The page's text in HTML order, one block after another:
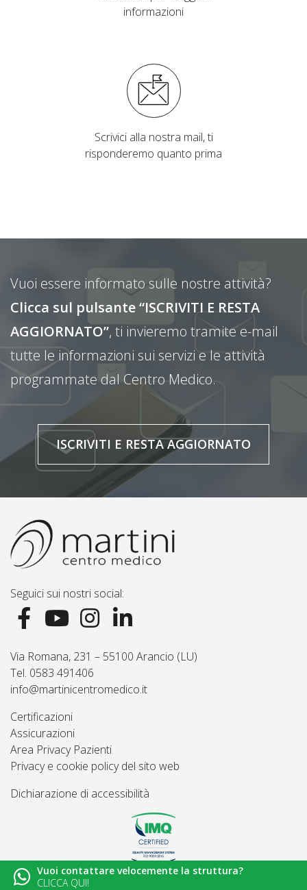
informazioni
Scrivici alla nostra mail, ti
risponderemo quanto prima
Vuoi essere informato sulle nostre attività?
Clicca sul pulsante “ISCRIVITI E RESTA
AGGIORNATO”, ti invieremo tramite e-mail
tutte le informazioni sui servizi e le attività
programmate dal Centro Medico.
ISCRIVITI E RESTA AGGIORNATO
Seguici sui nostri social:
Via Romana, 231 – 55100 Arancio (LU)
Tel. 0583 491406
info@martinicentromedico.it
Certificazioni
Assicurazioni
Area Privacy Pazienti
Privacy e cookie policy del sito web
Dichiarazione di accessibilità
© 2026Martini Centro Medico - Lucca
Vuoi contattare velocemente la struttura?
CLICCA QUI!